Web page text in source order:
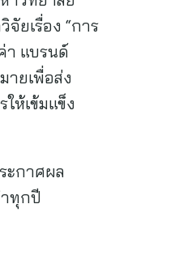
ยเรื่อง “การ
า แบรนด์
ายเพื่อส่ง
ห้เข้มแข็ง
ะกาศผล
ทุกปี